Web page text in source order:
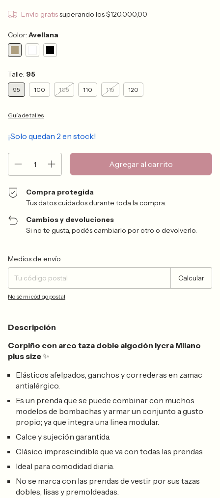
Envío gratissuperando los$120.000,00
Color: Avellana
Talle: 95
95 100 105 110 115 120
Guía de talles
¡Solo quedan 2 en stock!
Compra protegida
Tus datos cuidados durante toda la compra.
Cambios y devoluciones
Si no te gusta, podés cambiarlo por otro o devolverlo.
Entregas para el CP:
Medios de envío
Calcular
No sé mi código postal
Descripción
Corpiño con arco taza doble algodón lycra Milano
plus size✨
Elásticos afelpados, ganchos y correderas en zamac
antialérgico.
Es un prenda que se puede combinar con muchos
modelos de bombachas y armar un conjunto a gusto
propio; ya que integra una linea modular.
Calce y sujeción garantida.
Clásico imprescindible que va con todas las prendas
Ideal para comodidad diaria.
No se marca con las prendas de vestir por sus tazas
dobles, lisas y premoldeadas.